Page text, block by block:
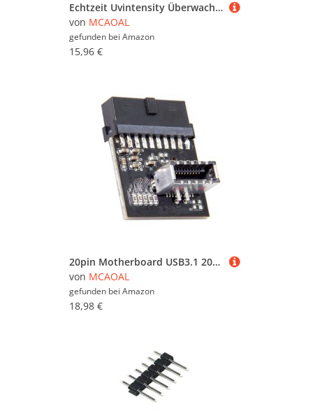
Echtzeit Uvintensity Überwachungsmodul UVSENSOR Mit LED
von MCAOAL
gefunden bei Amazon
15,96 €
20pin Motherboard USB3.1 20Pin Bis USB3.0 19/20Pin Adapter Für Nahtlos USB3.0 Anschlusstyp C Frontplatte Adapter
von MCAOAL
gefunden bei Amazon
18,98 €